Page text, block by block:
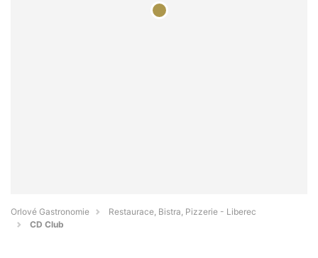
Orlové Gastronomie
Restaurace, Bistra, Pizzerie - Liberec
CD Club